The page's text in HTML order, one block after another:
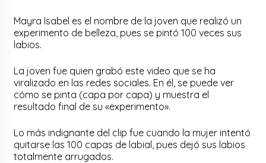
Mayra Isabel es el nombre de la joven que realizó un
experimento de belleza, pues se pintó 100 veces sus
labios.
La joven fue quien grabó este video que se ha
viralizado en las redes sociales. En él, se puede ver
cómo se pinta (capa por capa) y muestra el
resultado final de su «experimento».
Lo más indignante del clip fue cuando la mujer intentó
quitarse las 100 capas de labial, pues dejó sus labios
totalmente arrugados.